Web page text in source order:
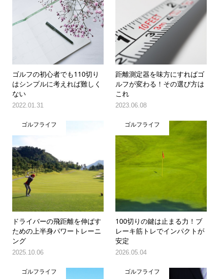
ゴルフの初心者でも110切り
はシンプルに考えれば難しく
ない
2022.01.31
距離測定器を味方にすればゴ
ルフが変わる！その選び方は
これ
2023.06.08
ゴルフライフ
ドライバーの飛距離を伸ばす
ための上半身パワートレーニ
ング
2025.10.06
ゴルフライフ
100切りの鍵は止まる力！ブ
レーキ筋トレでインパクトが
安定
2026.05.04
ゴルフライフ ゴルフライフ